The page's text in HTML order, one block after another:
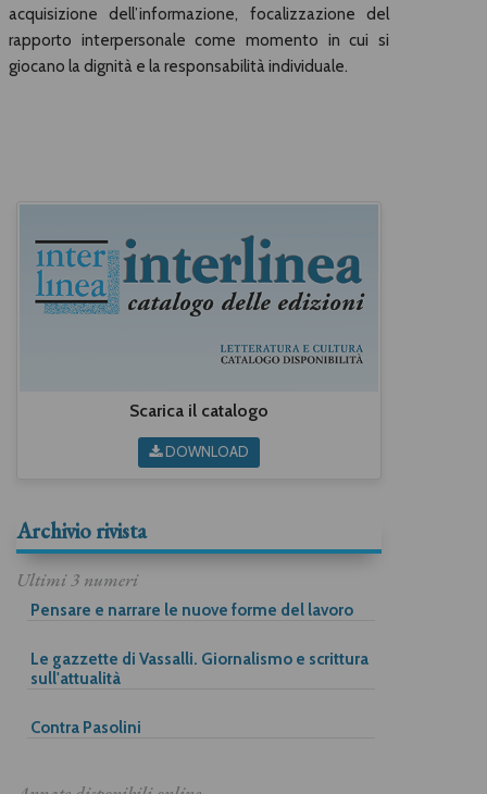
acquisizione dell’informazione, focalizzazione del
rapporto interpersonale come momento in cui si
giocano la dignità e la responsabilità individuale.
Scarica il catalogo
DOWNLOAD
Archivio rivista
Ultimi 3 numeri
Pensare e narrare le nuove forme del lavoro
Le gazzette di Vassalli. Giornalismo e scrittura
sull'attualità
Contra Pasolini